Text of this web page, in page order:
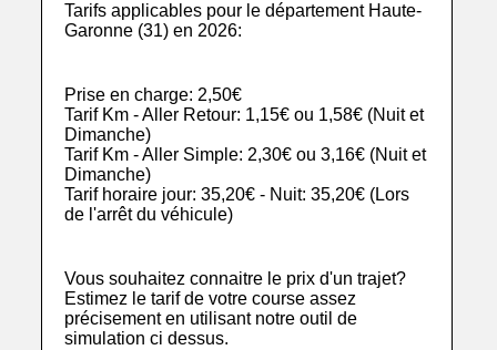
Tarifs applicables pour le département Haute-
Garonne (31) en 2026:
Prise en charge: 2,50€
Tarif Km - Aller Retour: 1,15€ ou 1,58€ (Nuit et
Dimanche)
Tarif Km - Aller Simple: 2,30€ ou 3,16€ (Nuit et
Dimanche)
Tarif horaire jour: 35,20€ - Nuit: 35,20€ (Lors
de l'arrêt du véhicule)
Vous souhaitez connaitre le prix d'un trajet?
Estimez le tarif de votre course assez
précisement en utilisant notre outil de
simulation ci dessus.